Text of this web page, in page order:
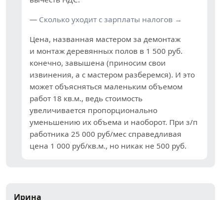
— Сколько уходит с зарплаты налогов →
Цена, названная мастером за демонтаж
и монтаж деревянных полов в 1 500 руб.
конечно, завышена (приносим свои
извинения, а с мастером разберемся). И это
может объясняться маленьким объемом
работ 18 кв.м., ведь стоимость
увеличивается пропорционально
уменьшению их объема и наоборот. При з/п
работника 25 000 руб/мес справедливая
цена 1 000 руб/кв.м., но никак не 500 руб.
Ирина